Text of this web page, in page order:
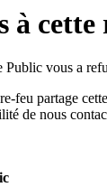
à
vous a
feu partage
de nous